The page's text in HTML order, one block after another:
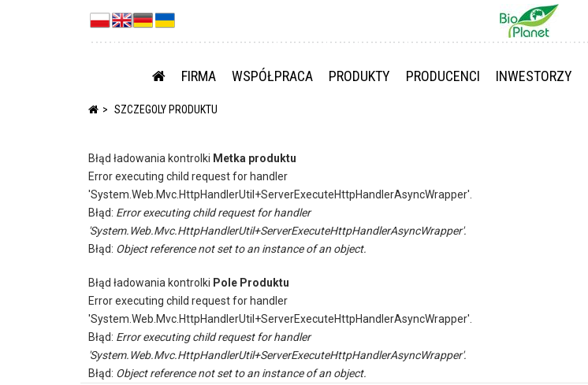
FIRMA WSPÓŁPRACA PRODUKTY PRODUCENCI INWESTORZY
SZCZEGOLY PRODUKTU
Błąd ładowania kontrolki Metka produktu
Error executing child request for handler
'System.Web.Mvc.HttpHandlerUtil+ServerExecuteHttpHandlerAsyncWrapper'.
Błąd: Error executing child request for handler
'System.Web.Mvc.HttpHandlerUtil+ServerExecuteHttpHandlerAsyncWrapper'.
Błąd: Object reference not set to an instance of an object.
Błąd ładowania kontrolki Pole Produktu
Error executing child request for handler
'System.Web.Mvc.HttpHandlerUtil+ServerExecuteHttpHandlerAsyncWrapper'.
Błąd: Error executing child request for handler
'System.Web.Mvc.HttpHandlerUtil+ServerExecuteHttpHandlerAsyncWrapper'.
Błąd: Object reference not set to an instance of an object.